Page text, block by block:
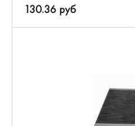
130.36 руб